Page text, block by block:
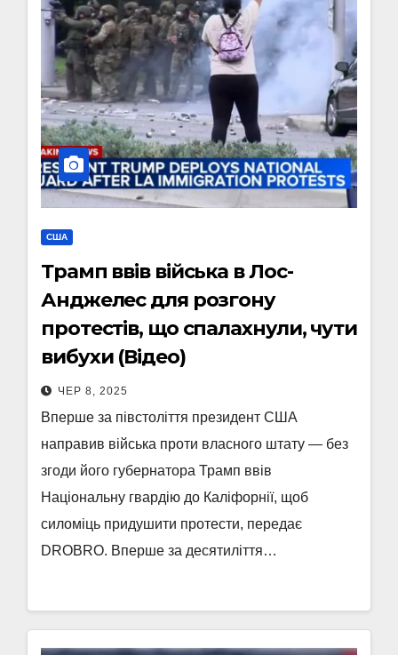
США
Трамп ввів війська в Лос-
Анджелес для розгону
протестів, що спалахнули, чути
вибухи (Відео)
ЧЕР 8, 2025
Вперше за півстоліття президент США
направив війська проти власного штату — без
згоди його губернатора Трамп ввів
Національну гвардію до Каліфорнії, щоб
силоміць придушити протести, передає
DROBRO. Вперше за десятиліття…